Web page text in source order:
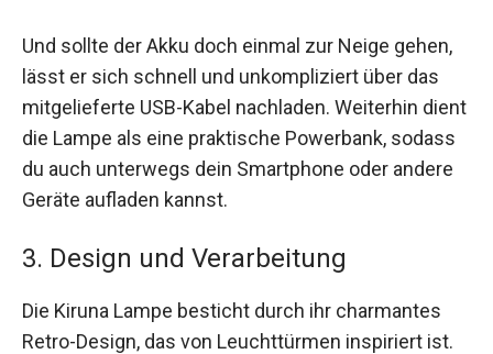
Und sollte der Akku doch einmal zur Neige gehen,
lässt er sich schnell und unkompliziert über das
mitgelieferte USB-Kabel nachladen. Weiterhin dient
die Lampe als eine praktische Powerbank, sodass
du auch unterwegs dein Smartphone oder andere
Geräte aufladen kannst.
3. Design und Verarbeitung
Die Kiruna Lampe besticht durch ihr charmantes
Retro-Design, das von Leuchttürmen inspiriert ist.